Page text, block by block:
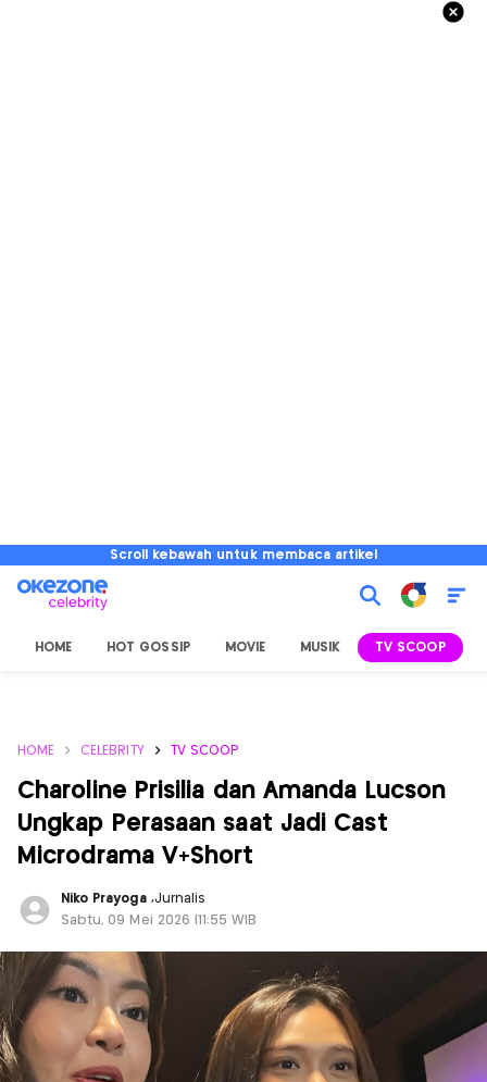
Scroll kebawah untuk membaca artikel
HOME HOT GOSSIP MOVIE MUSIK TV SCOOP
HOME CELEBRITY TV SCOOP
Charoline Prisilia dan Amanda Lucson
Ungkap Perasaan saat Jadi Cast
Microdrama V+Short
Niko Prayoga ,Jurnalis
Sabtu, 09 Mei 2026 |11:55 WIB